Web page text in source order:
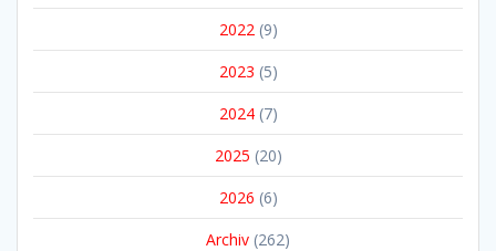
2022(9)
2023 (5)
2024(7)
2025 (20)
2026 (6)
Archiv (262)